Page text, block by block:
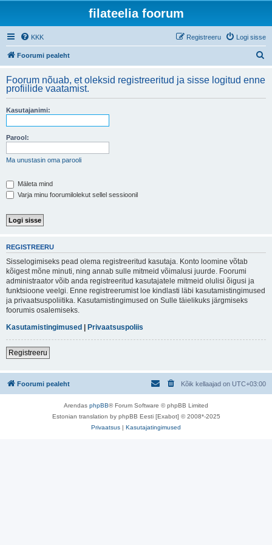
filateelia foorum
KKK Logi sisse
Registreeru
Foorumi pealeht
i
Foorum nõuab, et oleksid registreeritud ja sisse logitud enne
profiilide vaatamist.
Kasutajanimi:
Parool:
Ma unustasin oma parooli
Mäleta mind
Varja minu foorumilolekut sellel sessioonil
REGISTREERU
Sisselogimiseks pead olema registreeritud kasutaja. Konto loomine võtab
kõigest mõne minuti, ning annab sulle mitmeid võimalusi juurde. Foorumi
administraator võib anda registreeritud kasutajatele mitmeid olulisi õigusi ja
funktsioone veelgi. Enne registreerumist loe kindlasti läbi kasutamistingimused
ja privaatsuspoliitika. Kasutamistingimused on Sulle täielikuks järgmiseks
foorumis osalemiseks.
Kasutamistingimused | Privaatsuspoliis
Registreeru
Foorumi pealeht Kõik kellaajad on UTC+03:00
Arendas phpBB® Forum Software © phpBB Limited
Estonian translation by phpBB Eesti [Exabot] © 2008*-2025
Privaatsus | Kasutajatingimused